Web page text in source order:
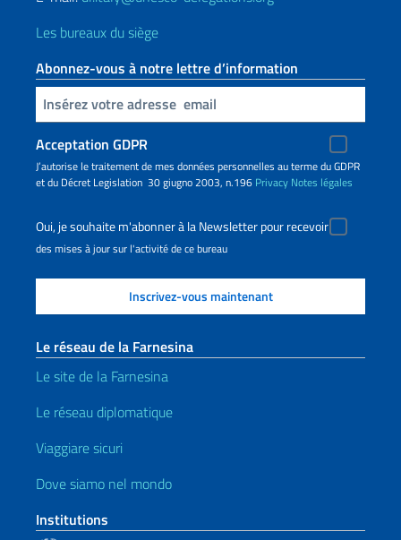
Les bureaux du siège
Abonnez-vous à notre lettre d’information
Insert your email
Acceptation GDPR
J’autorise le traitement de mes données personnelles au terme du GDPR
et du Décret Legislation 30 giugno 2003, n.196 Privacy Notes légales
Oui, je souhaite m'abonner à la Newsletter pour recevoir
des mises à jour sur l'activité de ce bureau
Le réseau de la Farnesina
Le site de la Farnesina
Le réseau diplomatique
Viaggiare sicuri
Dove siamo nel mondo
Institutions